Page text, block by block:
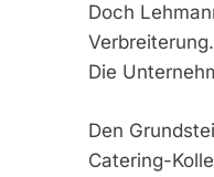
Doch
Die
Den
Catering-